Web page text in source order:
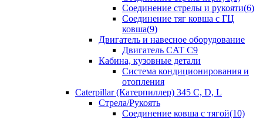
Соединение стрелы и рукояти(6)
Соединение тяг ковша с ГЦ
ковша(9)
Двигатель и навесное оборудование
Двигатель CAT C9
Кабина, кузовные детали
Система кондиционирования и
отопления
Caterpillar (Катерпиллер) 345 C, D, L
Стрела/Рукоять
Соединение ковша с тягой(10)